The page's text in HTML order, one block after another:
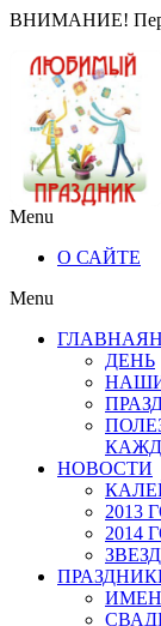
ВНИМАНИЕ!
Menu
О САЙТЕ
Menu
ГЛАВНАЯ
ДЕНЬ
НОВОСТИ
2013
2014